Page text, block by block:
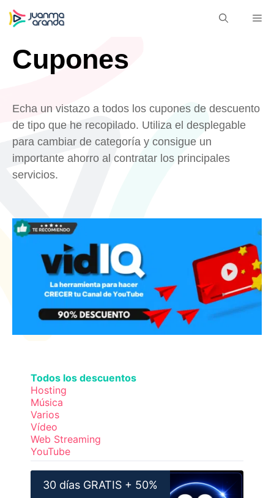
Saltar
Cupones
Echa un vistazo a todos los cupones de descuento
de tipo que he recopilado. Utiliza el desplegable
para cambiar de categoría y consigue un
importante ahorro al contratar los principales
servicios.
Todos los descuentos
Hosting
Música
Varios
Vídeo
Web Streaming
YouTube
30 días GRATIS + 50%